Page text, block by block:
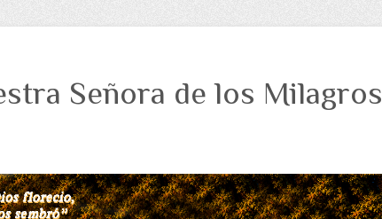
Señora de los Milagros